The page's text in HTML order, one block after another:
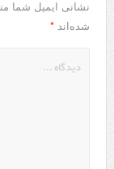
نشانی ایمیل شما
شده‌اند *